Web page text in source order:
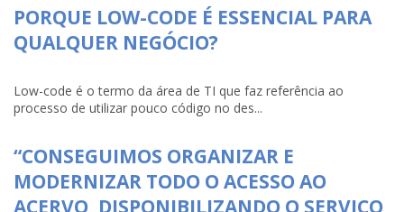
PORQUE LOW-CODE É ESSENCIAL PARA
QUALQUER NEGÓCIO?
Low-code é o termo da área de TI que faz referência ao
processo de utilizar pouco código no des...
“CONSEGUIMOS ORGANIZAR E
MODERNIZAR TODO O ACESSO AO
ACERVO, DISPONIBILIZANDO O SERVIÇO